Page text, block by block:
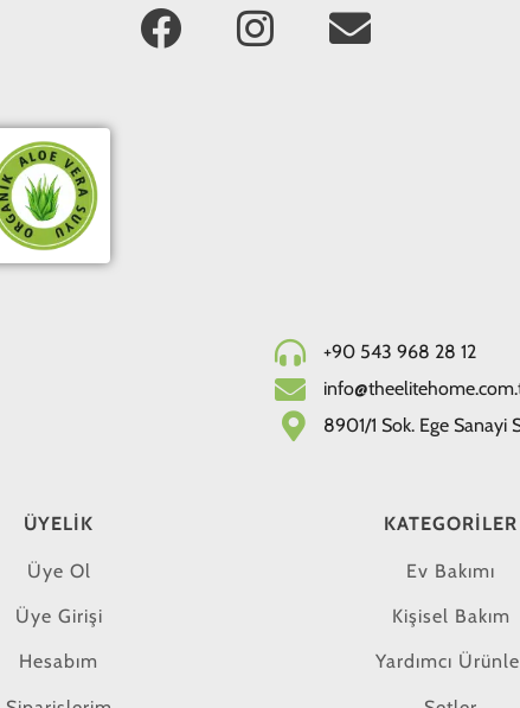
+90 543 968 28 12
8901/1 Sok. Ege Sanayi
ÜYELIK
Üye Ol
Üye Girişi
Hesabım
KATEGORILER
Ev Bakımı
Kişisel Bakım
Yardımcı